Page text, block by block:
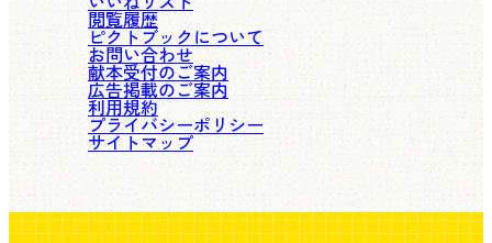
閲覧履歴
ピクトブックについて
お問い合わせ
献本受付のご案内
広告掲載のご案内
利用規約
プライバシーポリシー
サイトマップ